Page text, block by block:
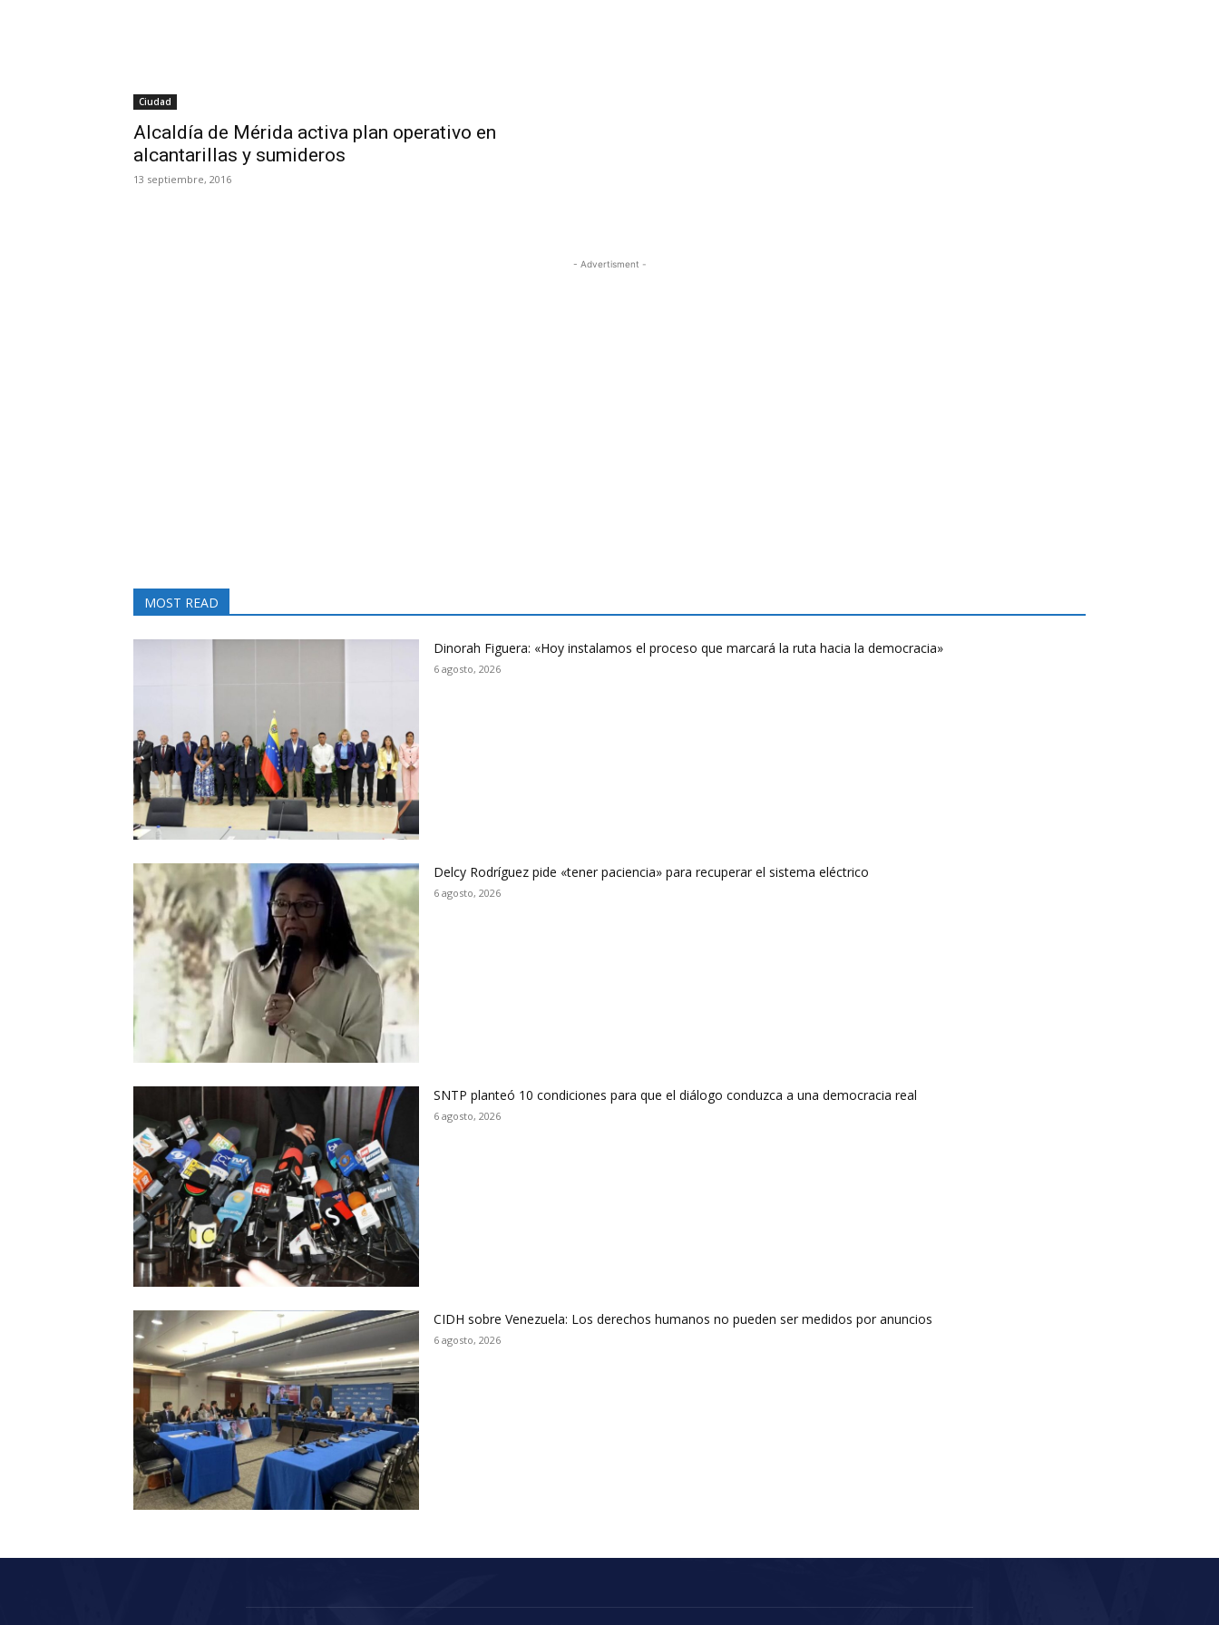
Ciudad
Alcaldía de Mérida activa plan operativo en
alcantarillas y sumideros
13 septiembre, 2016
- Advertisment -
MOST READ
Dinorah Figuera: «Hoy instalamos el proceso que marcará la ruta hacia la democracia»
6 agosto, 2026
Delcy Rodríguez pide «tener paciencia» para recuperar el sistema eléctrico
6 agosto, 2026
SNTP planteó 10 condiciones para que el diálogo conduzca a una democracia real
6 agosto, 2026
CIDH sobre Venezuela: Los derechos humanos no pueden ser medidos por anuncios
6 agosto, 2026